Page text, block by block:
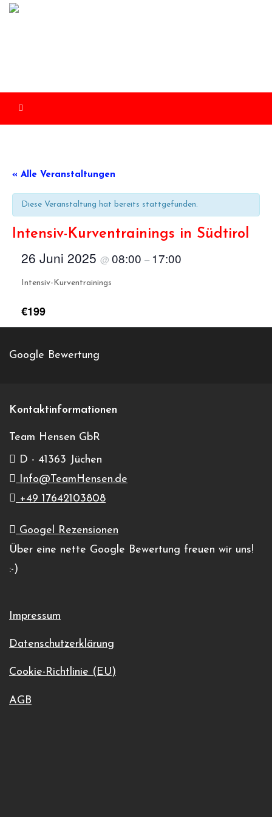
Skip
« Alle Veranstaltungen
Diese Veranstaltung hat bereits stattgefunden.
Intensiv-Kurventrainings in Südtirol
26 Juni 2025 @ 08:00 – 17:00
Intensiv-Kurventrainings
€199
Team Hensen GbR
Info@TeamHensen.de
Ludwigshof
Truden im Naturpark (BZ)
Google Karte anzeigen
Google Bewertung
Kontaktinformationen
Team Hensen GbR
D - 41363 Jüchen
Info@TeamHensen.de
+49 17642103808
Googel Rezensionen
Über eine nette Google Bewertung freuen wir uns!
:-)
Impressum
Datenschutzerklärung
Cookie-Richtlinie (EU)
AGB